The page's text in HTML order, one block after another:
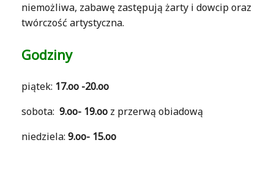
niemożliwa, zabawę zastępują żarty i dowcip oraz
twórczość artystyczna.
Godziny
piątek: 17.oo -20.oo
sobota: 9.oo- 19.oo z przerwą obiadową
niedziela: 9.oo- 15.oo